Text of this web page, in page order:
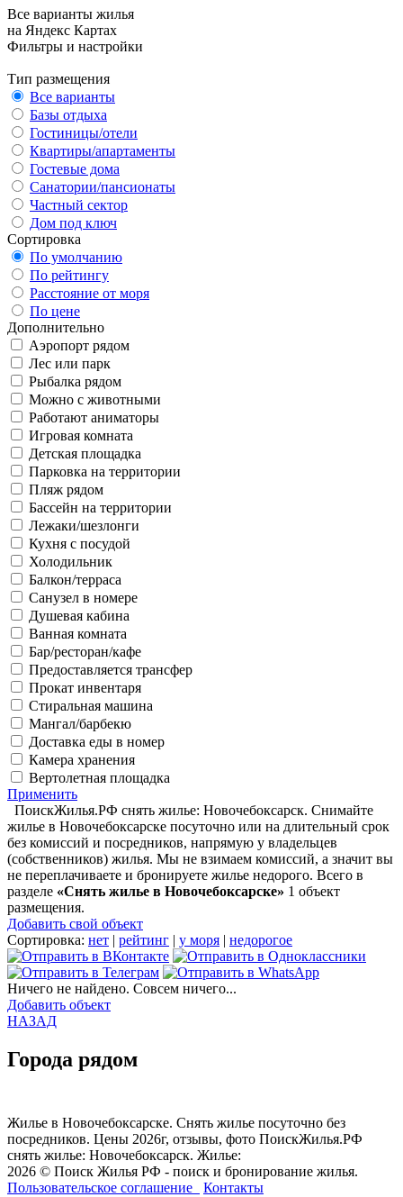
Все варианты жилья
на Яндекс Картах
Фильтры и настройки
Тип размещения
Все варианты
Базы отдыха
Гостиницы/отели
Квартиры/апартаменты
Гостевые дома
Санатории/пансионаты
Частный сектор
Дом под ключ
Сортировка
По умолчанию
По рейтингу
Расстояние от моря
По цене
Дополнительно
Аэропорт рядом
Лес или парк
Рыбалка рядом
Можно с животными
Работают аниматоры
Игровая комната
Детская площадка
Парковка на территории
Пляж рядом
Бассейн на территории
Лежаки/шезлонги
Кухня с посудой
Холодильник
Балкон/терраса
Санузел в номере
Душевая кабина
Ванная комната
Бар/ресторан/кафе
Предоставляется трансфер
Прокат инвентаря
Стиральная машина
Мангал/барбекю
Доставка еды в номер
Камера хранения
Вертолетная площадка
Применить
ПоискЖилья.РФ снять жилье: Новочебоксарск. Снимайте
жилье в Новочебоксарске посуточно или на длительный срок
без комиссий и посредников, напрямую у владельцев
(собственников) жилья. Мы не взимаем комиссий, а значит вы
не переплачиваете и бронируете жилье недорого. Всего в
разделе «Снять жилье в Новочебоксарске» 1 объект
размещения.
Добавить свой объект
Сортировка: нет | рейтинг | у моря | недорогое
Ничего не найдено. Совсем ничего...
Добавить объект
НАЗАД
Города рядом
Жилье в Новочебоксарске. Снять жилье посуточно без
посредников. Цены 2026г, отзывы, фото ПоискЖилья.РФ
снять жилье: Новочебоксарск. Жилье:
2026 © Поиск Жилья РФ - поиск и бронирование жилья.
Пользовательское соглашение
Контакты